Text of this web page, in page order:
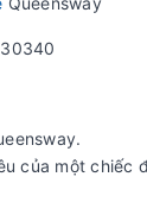
của một chiếc